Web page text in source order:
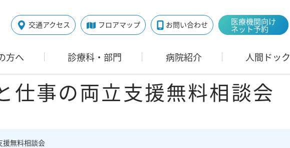
交通アクセス フロアマップ お問い合わせ 医療機関向け
ネット予約
方へ 診療科・部門 病院紹介 人間ドック
仕事の両立支援無料相談会
援無料相談会